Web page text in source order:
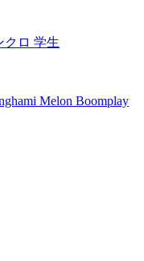
クロ 学生
Melon Boomplay